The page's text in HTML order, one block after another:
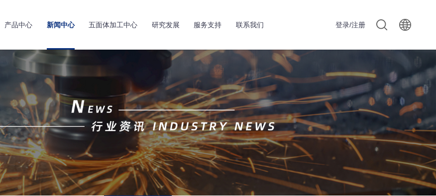
产品中心 新闻中心 五面体加工中心 研究发展 服务支持 联系我们 登录/注册